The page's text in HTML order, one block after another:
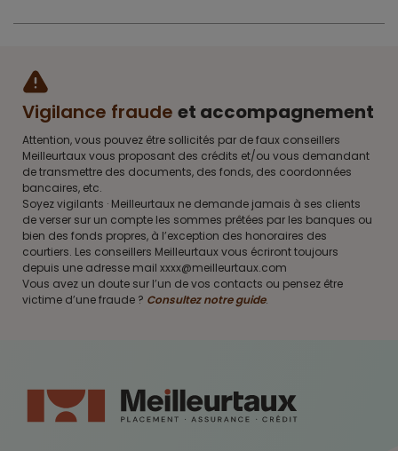
Vigilance fraude et accompagnement
Attention, vous pouvez être sollicités par de faux conseillers
Meilleurtaux vous proposant des crédits et/ou vous demandant
de transmettre des documents, des fonds, des coordonnées
bancaires, etc.
Soyez vigilants · Meilleurtaux ne demande jamais à ses clients
de verser sur un compte les sommes prêtées par les banques ou
bien des fonds propres, à l’exception des honoraires des
courtiers. Les conseillers Meilleurtaux vous écriront toujours
depuis une adresse mail xxxx@meilleurtaux.com
Vous avez un doute sur l’un de vos contacts ou pensez être
victime d’une fraude ? Consultez notre guide.